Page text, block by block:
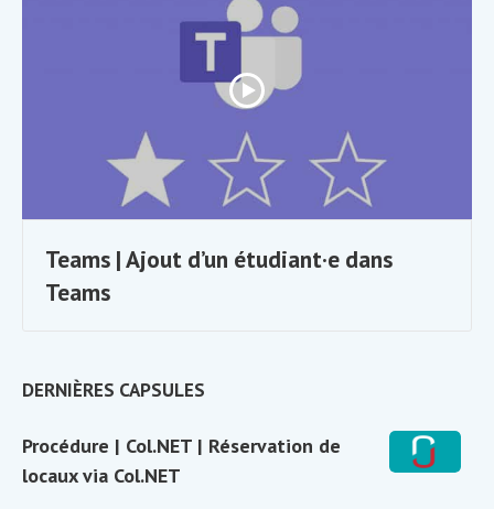
Teams | Ajout d’un étudiant·e dans
Teams
Sidebar
Widget
Area
DERNIÈRES CAPSULES
Procédure | Col.NET | Réservation de
locaux via Col.NET
Procédure
|